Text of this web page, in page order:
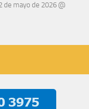
de mayo de 2026 @